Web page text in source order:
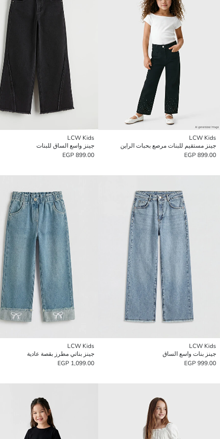
LCW Kids
جينز مستقيم للبنات مرصع بحبات الراين
899.00 EGP
LCW Kids
جينز واسع الساق للبنات
899.00 EGP
LCW Kids
جينز بنات واسع الساق
999.00 EGP
LCW Kids
جينز بناتي مطرز بقصة عادية
1,099.00 EGP